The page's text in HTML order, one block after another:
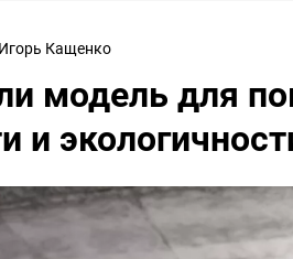
Игорь Кащенко
модель для
и